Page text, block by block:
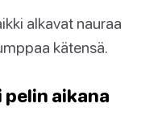
alkavat nauraa
kätensä.
pelin aikana